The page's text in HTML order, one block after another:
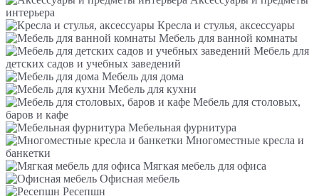
интерьера
Кресла и стулья, аксессуары
Мебель для ванной комнаты
Мебель для
детских садов и учебных заведений
Мебель для дома
Мебель для кухни
Мебель для столовых,
баров и кафе
Мебельная фурнитура
Многоместные кресла и
банкетки
Мягкая мебель для офиса
Офисная мебель
Ресепшн